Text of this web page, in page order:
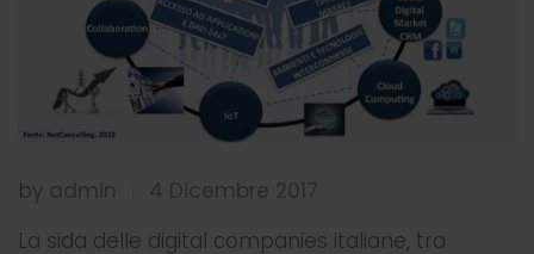
by admin
4 Dicembre 2017
La sida delle digital companies italiane, tra